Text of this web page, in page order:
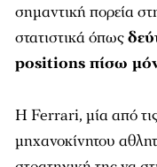
σημαντική πορεία
στατιστικά όπως
positions πίσω
Η Ferrari, μία από τις
μηχανοκίνητου